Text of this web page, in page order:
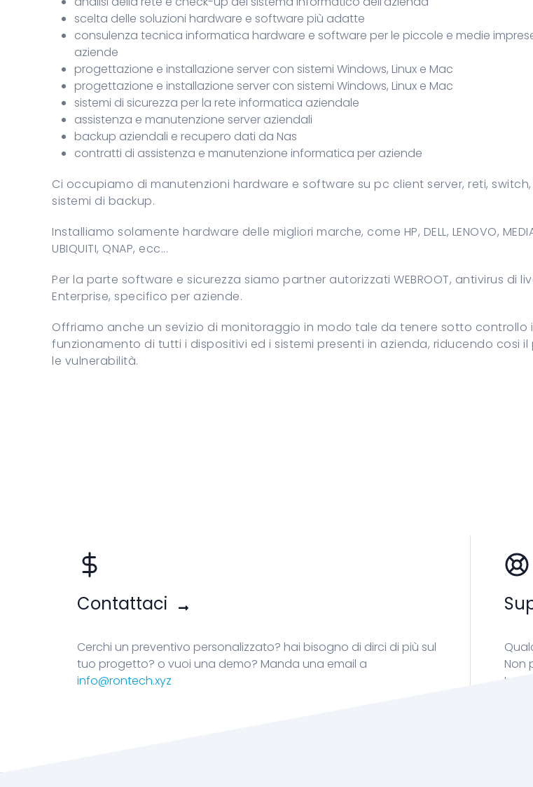
scelta delle soluzioni hardware e software più adatte
consulenza tecnica informatica hardware e software per le piccole e medie
aziende
progettazione e installazione server con sistemi Windows, Linux e Mac
progettazione e installazione server con sistemi Windows, Linux e Mac
sistemi di sicurezza per la rete informatica aziendale
assistenza e manutenzione server aziendali
backup aziendali e recupero dati da Nas
contratti di assistenza e manutenzione informatica per aziende
Ci occupiamo di manutenzioni hardware e software su pc client server, reti,
sistemi di backup.
Installiamo solamente hardware delle migliori marche, come HP, DELL, LENOVO,
UBIQUITI, QNAP, ecc...
Per la parte software e sicurezza siamo partner autorizzati WEBROOT, antivirus di
Enterprise, specifico per aziende.
Offriamo anche un sevizio di monitoraggio in modo tale da tenere sotto controllo
funzionamento di tutti i dispositivi ed i sistemi presenti in azienda, riducendo cosi il
le vulnerabilità.
Contattaci
Cerchi un preventivo personalizzato? hai bisogno di dirci di più sul
tuo progetto? o vuoi una demo? Manda una email a
info@rontech.xyz
Non
Invia